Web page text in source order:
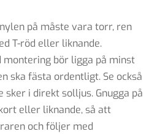
på måste vara torr, ren
T-röd eller liknande.
bör ligga på minst
ska fästa ordentligt. Se också
i direkt solljus. Gnugga på
eller liknande, så att
och följer med